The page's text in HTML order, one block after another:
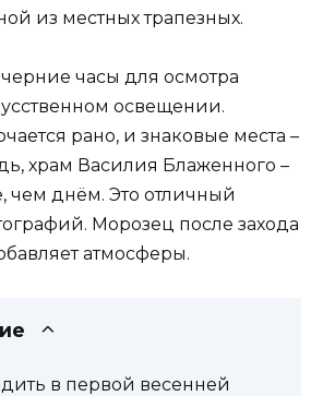
из местных трапезных.
часы для осмотра
освещении.
рано, и знаковые места –
храм Василия Блаженного –
чем днём. Это отличный
Морозец после захода
атмосферы.
в первой весенней